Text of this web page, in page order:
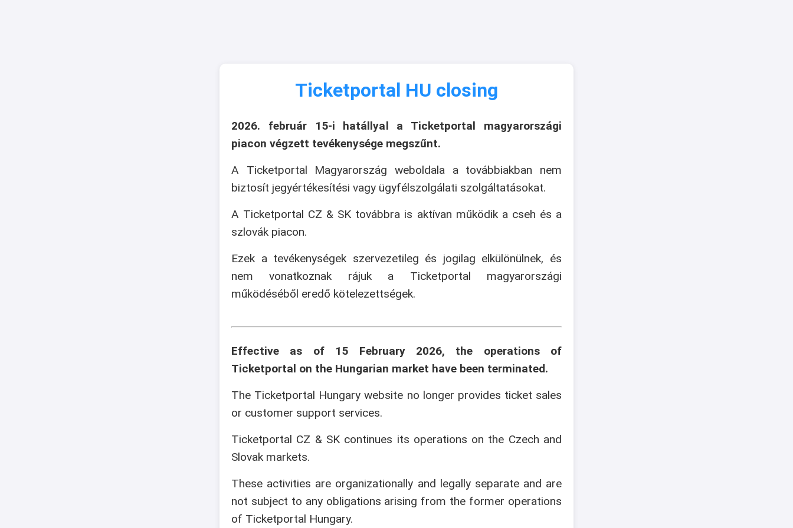
Ticketportal HU closing
2026. február 15-i hatállyal a Ticketportal magyarországi
piacon végzett tevékenysége megszűnt.
A Ticketportal Magyarország weboldala a továbbiakban nem
biztosít jegyértékesítési vagy ügyfélszolgálati szolgáltatásokat.
A Ticketportal CZ & SK továbbra is aktívan működik a cseh és a
szlovák piacon.
Ezek a tevékenységek szervezetileg és jogilag elkülönülnek, és
nem vonatkoznak rájuk a Ticketportal magyarországi
működéséből eredő kötelezettségek.
Effective as of 15 February 2026, the operations of
Ticketportal on the Hungarian market have been terminated.
The Ticketportal Hungary website no longer provides ticket sales
or customer support services.
Ticketportal CZ & SK continues its operations on the Czech and
Slovak markets.
These activities are organizationally and legally separate and are
not subject to any obligations arising from the former operations
of Ticketportal Hungary.